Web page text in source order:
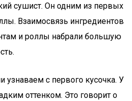
сушист. Он одним из первых
Взаимосвязь ингредиентов
и роллы набрали большую
с первого кусочка. У
оттенком. Это говорит о